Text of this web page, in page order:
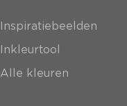
Inspiratiebeelden
Inkleurtool
Alle kleuren